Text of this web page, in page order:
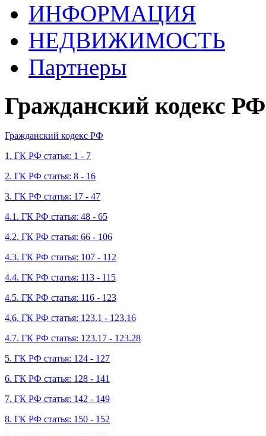
ИНФОРМАЦИЯ
НЕДВИЖИМОСТЬ
Партнеры
Гражданский кодекс РФ
Гражданский кодекс РФ
1. ГК РФ статья: 1 - 7
2. ГК РФ статья: 8 - 16
3. ГК РФ статья: 17 - 47
4.1. ГК РФ статья: 48 - 65
4.2. ГК РФ статья: 66 - 106
4.3. ГК РФ статья: 107 - 112
4.4. ГК РФ статья: 113 - 115
4.5. ГК РФ статья: 116 - 123
4.6. ГК РФ статья: 123.1 - 123.16
4.7. ГК РФ статья: 123.17 - 123.28
5. ГК РФ статья: 124 - 127
6. ГК РФ статья: 128 - 141
7. ГК РФ статья: 142 - 149
8. ГК РФ статья: 150 - 152